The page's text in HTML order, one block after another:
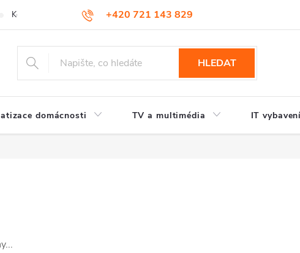
+420 721 143 829
Kontakty
HLEDAT
domácnosti TV a multimédia IT vybavení